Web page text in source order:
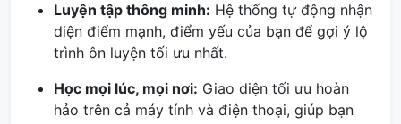
Luyện tập thông minh: Hệ thống tự động nhận
diện điểm mạnh, điểm yếu của bạn để gợi ý lộ
trình ôn luyện tối ưu nhất.
Học mọi lúc, mọi nơi: Giao diện tối ưu hoàn
hảo trên cả máy tính và điện thoại, giúp bạn